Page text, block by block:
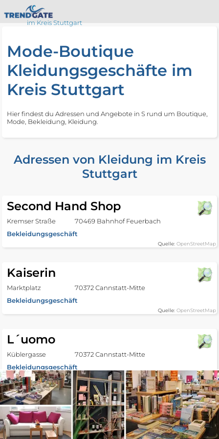
im Kreis Stuttgart
Mode-Boutique
Kleidungsgeschäfte im
Kreis Stuttgart
Hier findest du Adressen und Angebote in S rund um Boutique,
Mode, Bekleidung, Kleidung.
Adressen von Kleidung im Kreis
Stuttgart
Second Hand Shop
Kremser Straße
70469 Bahnhof Feuerbach
Bekleidungsgeschäft
Quelle: OpenStreetMap
Kaiserin
Marktplatz
70372 Cannstatt-Mitte
Bekleidungsgeschäft
Quelle: OpenStreetMap
L´uomo
Küblergasse
70372 Cannstatt-Mitte
Bekleidungsgeschäft
https://luomofashion.de/
Quelle:OpenStreetMap
Second Hand Boutique
Marktstraße
70372 Cannstatt-Mitte